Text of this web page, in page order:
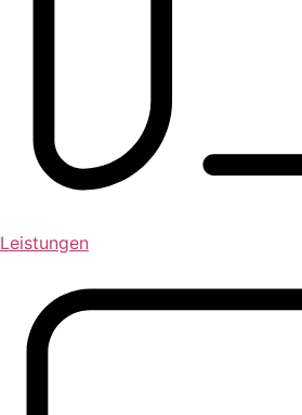
Leistungen